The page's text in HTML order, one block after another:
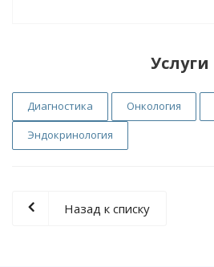
Услуги
Диагностика Онкология
Эндокринология
Назад к списку